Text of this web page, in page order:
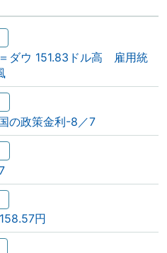
ダウ 151.83ドル高 雇用統
の政策金利-8／7
円